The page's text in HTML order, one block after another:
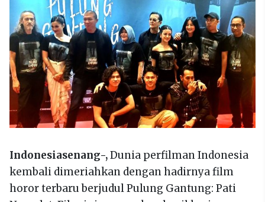
Indonesiasenang-,Dunia perfilman Indonesia
kembali dimeriahkan dengan hadirnya film
horor terbaru berjudul Pulung Gantung: Pati